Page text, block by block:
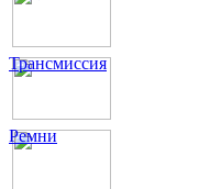
Трансмиссия
Ремни